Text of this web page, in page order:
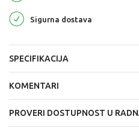
Sigurna dostava
SPECIFIKACIJA
KOMENTARI
PROVERI DOSTUPNOST U